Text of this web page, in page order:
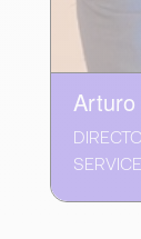
Arturo